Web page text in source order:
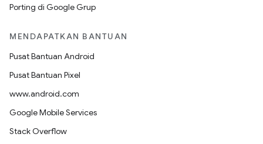
Porting di Google Grup
MENDAPATKAN BANTUAN
Pusat Bantuan Android
Pusat Bantuan Pixel
www.android.com
Google Mobile Services
Stack Overflow